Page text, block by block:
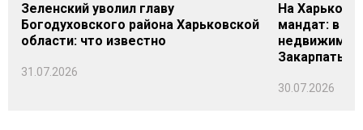
Зеленский уволил главу
Богодуховского района Харьковской
области: что известно
31.07.2026
На
мандат: в
Закарпатье
30.07.2026